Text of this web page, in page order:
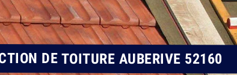
DE TOITURE AUBERIVE 52160